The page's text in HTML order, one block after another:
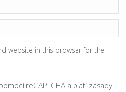
website in this browser for the
reCAPTCHA a platí zásady